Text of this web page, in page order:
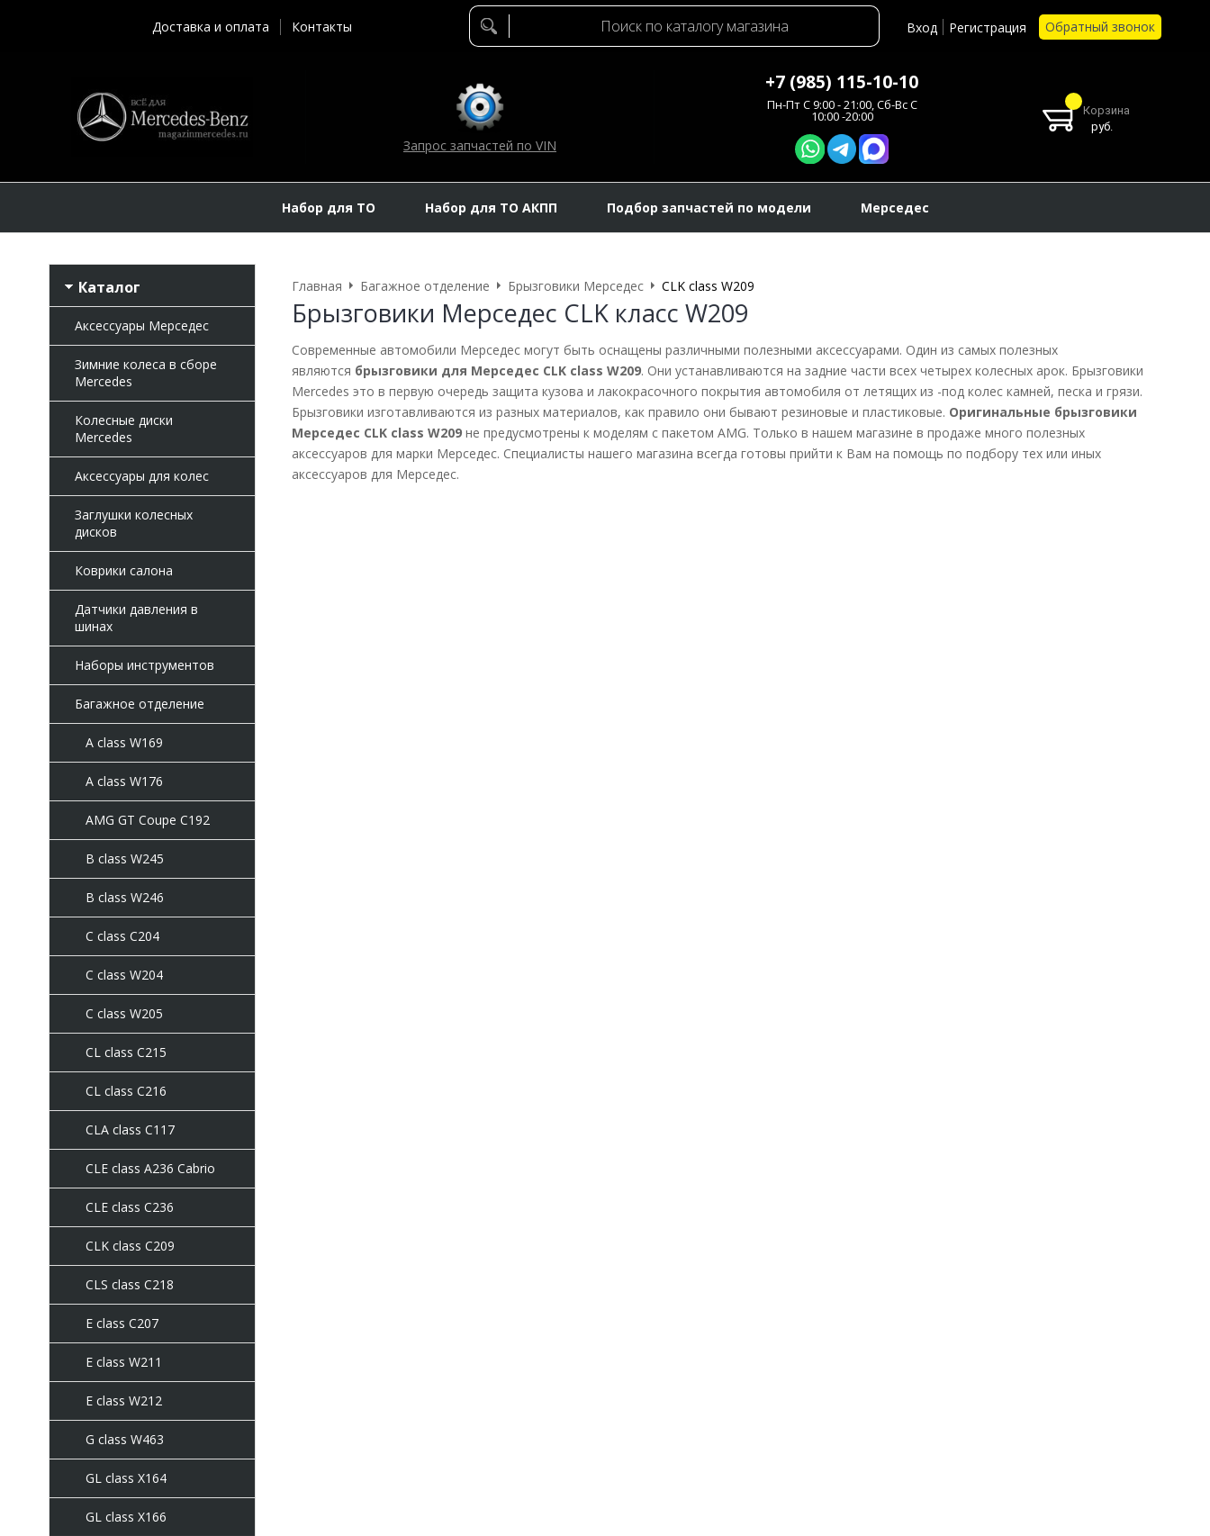
Доставка и оплата Контакты Вход Регистрация Обратный звонок
Запрос запчастей по VIN
+7 (985) 115-10-10
Пн-Пт C 9:00 - 21:00, Сб-Вс С
10:00 -20:00
Корзина
руб.
Набор для ТО Набор для ТО АКПП Подбор запчастей по модели Мерседес
Каталог
Аксессуары Мерседес
Зимние колеса в сборе
Mercedes
Колесные диски
Mercedes
Аксессуары для колес
Заглушки колесных
дисков
Коврики салона
Датчики давления в
шинах
Наборы инструментов
Багажное отделение
A class W169
A class W176
AMG GT Coupe C192
B class W245
B class W246
C class C204
C class W204
C class W205
CL class C215
CL class C216
CLA class C117
CLE class A236 Cabrio
CLE class C236
CLK class C209
CLS class C218
E class C207
E class W211
E class W212
G class W463
GL class X164
GL class X166
Главная Багажное отделение Брызговики Мерседес CLK class W209
Брызговики Мерседес CLK класс W209
Современные автомобили Мерседес могут быть оснащены различными полезными аксессуарами. Один из самых полезных
являются брызговики для Мерседес CLK class W209. Они устанавливаются на задние части всех четырех колесных арок. Брызговики
Mercedes это в первую очередь защита кузова и лакокрасочного покрытия автомобиля от летящих из -под колес камней, песка и грязи.
Брызговики изготавливаются из разных материалов, как правило они бывают резиновые и пластиковые. Оригинальные брызговики
Мерседес CLK class W209не предусмотрены к моделям с пакетом AMG. Только в нашем магазине в продаже много полезных
аксессуаров для марки Мерседес. Специалисты нашего магазина всегда готовы прийти к Вам на помощь по подбору тех или иных
аксессуаров для Мерседес.